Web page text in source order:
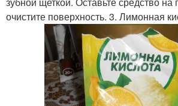
очистите поверхность. 3. Лимонная